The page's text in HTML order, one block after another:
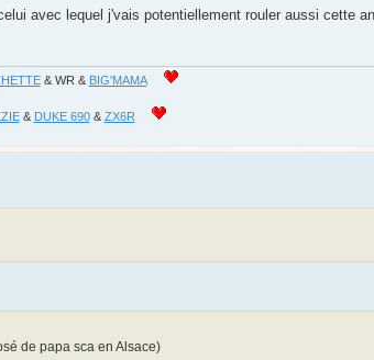
avec lequel j'vais potentiellement rouler aussi cette
& WR & BIG'MAMA
& DUKE 690& ZX6R
de papa sca en Alsace)